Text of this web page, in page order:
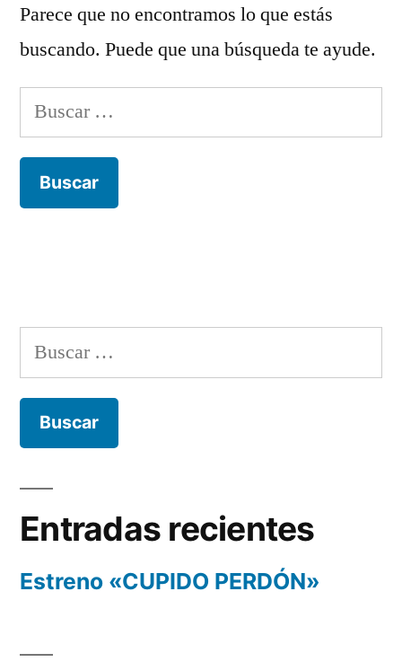
Parece que no encontramos lo que estás
buscando. Puede que una búsqueda te ayude.
Buscar:
Buscar:
Entradas recientes
Estreno «CUPIDO PERDÓN»